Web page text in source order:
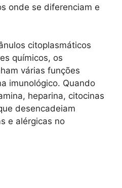
onde se diferenciam e
citoplasmáticos
químicos, os
várias funções
imunológico. Quando
heparina, citocinas
desencadeiam
e alérgicas no